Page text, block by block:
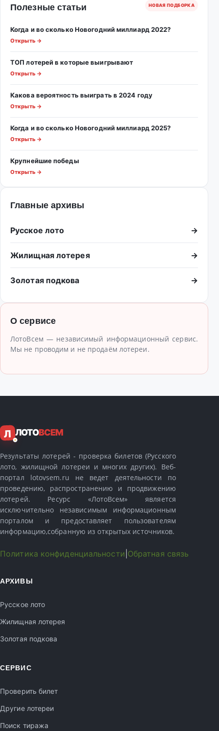
Полезные статьи НОВАЯ ПОДБОРКА
Когда и во сколько Новогодний миллиард 2022?
Открыть →
ТОП лотерей в которые выигрывают
Открыть →
Какова вероятность выиграть в 2024 году
Открыть →
Когда и во сколько Новогодний миллиард 2025?
Открыть →
Крупнейшие победы
Открыть →
Главные архивы
Русское лото →
Жилищная лотерея →
Золотая подкова →
О сервисе
ЛотоВсем — независимый информационный сервис.
Мы не проводим и не продаём лотереи.
Л ЛОТОВСЕМ
Результаты лотерей - проверка билетов (Русского
лото, жилищной лотереи и многих других). Веб-
портал lotovsem.ru не ведет деятельности по
проведению, распространению и продвижению
лотерей. Ресурс «ЛотоВсем» является
исключительно независимым информационным
порталом и предоставляет пользователям
информацию,собранную из открытых источников.
Политика конфиденциальности Обратная связь
АРХИВЫ
Русское лото
Жилищная лотерея
Золотая подкова
СЕРВИС
Проверить билет
Другие лотереи
Поиск тиража